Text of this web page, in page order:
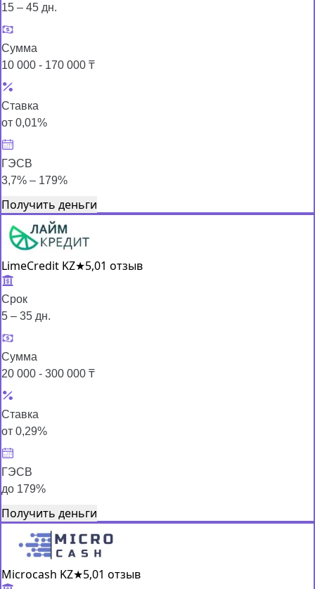
15 – 45 дн.
Сумма
10 000 - 170 000 ₸
Ставка
от 0,01%
ГЭСВ
3,7% – 179%
Получить деньги
LimeCredit KZ★5,01 отзыв
Срок
5 – 35 дн.
Сумма
20 000 - 300 000 ₸
Ставка
от 0,29%
ГЭСВ
до 179%
Получить деньги
Microcash KZ★5,01 отзыв